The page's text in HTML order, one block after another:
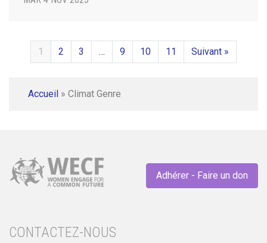
1 2 3 … 9 10 11 Suivant »
Accueil » Climat Genre
Adhérer - Faire un don
CONTACTEZ-NOUS